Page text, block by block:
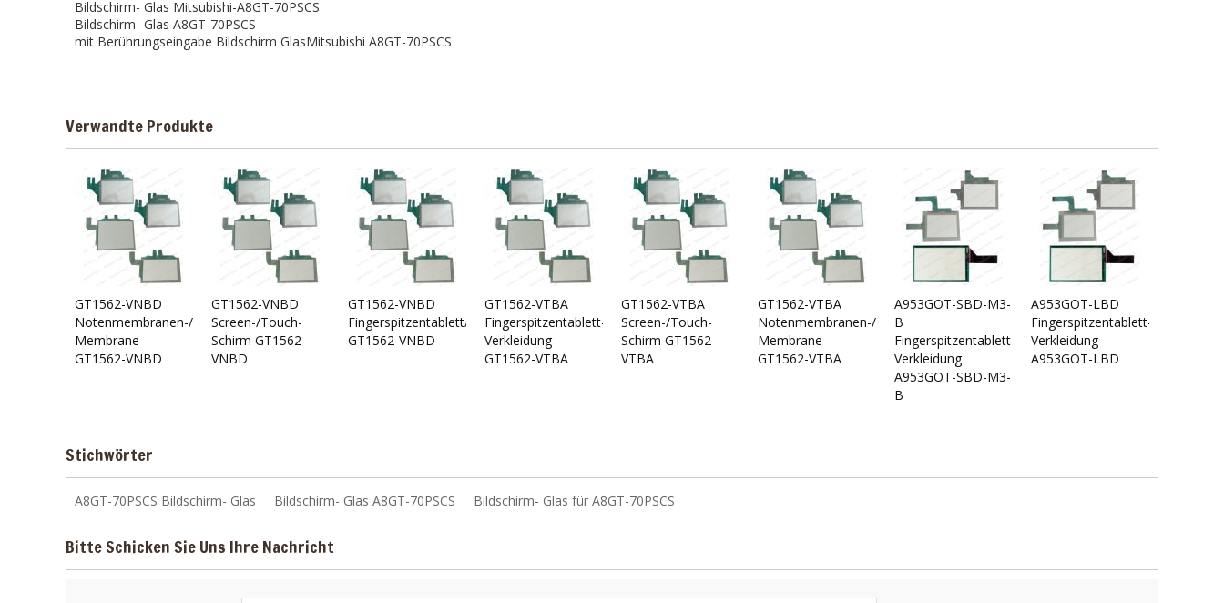
Bildschirm- Glas Mitsubishi-A8GT-70PSCS
Bildschirm- Glas A8GT-70PSCS
mit Berührungseingabe Bildschirm GlasMitsubishi A8GT-70PSCS
Verwandte Produkte
GT1562-VNBD
Notenmembranen-/Touch-
Membrane
GT1562-VNBD
GT1562-VNBD
Screen-/Touch-
Schirm GT1562-
VNBD
GT1562-VNBD
Fingerspitzentablett/Fingerspitzentablett
GT1562-VNBD
GT1562-VTBA
Fingerspitzentablett-/Touch-
Verkleidung
GT1562-VTBA
GT1562-VTBA
Screen-/Touch-
Schirm GT1562-
VTBA
GT1562-VTBA
Notenmembranen-/Touch-
Membrane
GT1562-VTBA
A953GOT-SBD-M3-
B
Fingerspitzentablett-/Touch-
Verkleidung
A953GOT-SBD-M3-
B
A953GOT-LBD
Fingerspitzentablett-/Touch-
Verkleidung
A953GOT-LBD
Stichwörter
A8GT-70PSCS Bildschirm- Glas Bildschirm- Glas A8GT-70PSCS Bildschirm- Glas für A8GT-70PSCS
Bitte Schicken Sie Uns Ihre Nachricht